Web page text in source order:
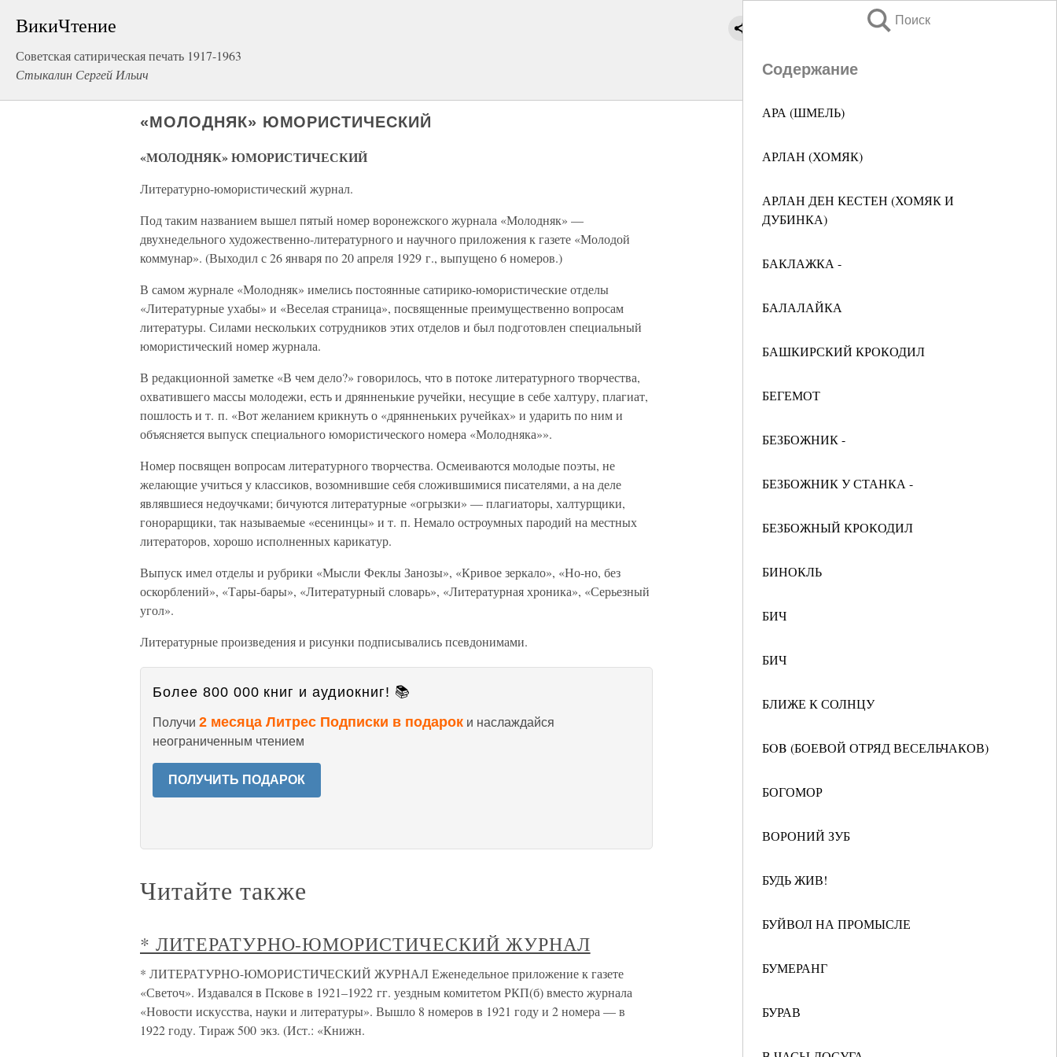
ВикиЧтение
Советская сатирическая печать 1917-1963
Стыкалин Сергей Ильич
Поиск
Содержание
АРА (ШМЕЛЬ)
АРЛАН (ХОМЯК)
АРЛАН ДЕН КЕСТЕН (ХОМЯК И
ДУБИНКА)
БАКЛАЖКА -
БАЛАЛАЙКА
БАШКИРСКИЙ КРОКОДИЛ
БЕГЕМОТ
БЕЗБОЖНИК -
БЕЗБОЖНИК У СТАНКА -
БЕЗБОЖНЫЙ КРОКОДИЛ
БИНОКЛЬ
БИЧ
БИЧ
БЛИЖЕ К СОЛНЦУ
БOB (БОЕВОЙ ОТРЯД ВЕСЕЛЬЧАКОВ)
БОГОМОР
ВОРОНИЙ ЗУБ
БУДЬ ЖИВ!
БУЙВОЛ НА ПРОМЫСЛЕ
БУМЕРАНГ
БУРАВ
«МОЛОДНЯК» ЮМОРИСТИЧЕСКИЙ
«МОЛОДНЯК» ЮМОРИСТИЧЕСКИЙ
Литературно-юмористический журнал.
Под таким названием вышел пятый номер воронежского журнала «Молодняк» —
двухнедельного художественно-литературного и научного приложения к газете «Молодой
коммунар». (Выходил с 26 января по 20 апреля 1929 г., выпущено 6 номеров.)
В самом журнале «Молодняк» имелись постоянные сатирико-юмористические отделы
«Литературные ухабы» и «Веселая страница», посвященные преимущественно вопросам
литературы. Силами нескольких сотрудников этих отделов и был подготовлен специальный
юмористический номер журнала.
В редакционной заметке «В чем дело?» говорилось, что в потоке литературного творчества,
охватившего массы молодежи, есть и дрянненькие ручейки, несущие в себе халтуру, плагиат,
пошлость и т. п. «Вот желанием крикнуть о «дрянненьких ручейках» и ударить по ним и
объясняется выпуск специального юмористического номера «Молодняка»».
Номер посвящен вопросам литературного творчества. Осмеиваются молодые поэты, не
желающие учиться у классиков, возомнившие себя сложившимися писателями, а на деле
являвшиеся недоучками; бичуются литературные «огрызки» — плагиаторы, халтурщики,
гонорарщики, так называемые «есенинцы» и т. п. Немало остроумных пародий на местных
литераторов, хорошо исполненных карикатур.
Выпуск имел отделы и рубрики «Мысли Феклы Занозы», «Кривое зеркало», «Но-но, без
оскорблений», «Тары-бары», «Литературный словарь», «Литературная хроника», «Серьезный
угол».
Литературные произведения и рисунки подписывались псевдонимами.
Более 800 000 книг и аудиокниг! 📚
Получи 2 месяца Литрес Подписки в подарок и наслаждайся
неограниченным чтением
ПОЛУЧИТЬ ПОДАРОК
Читайте также
* ЛИТЕРАТУРНО-ЮМОРИСТИЧЕСКИЙ ЖУРНАЛ
* ЛИТЕРАТУРНО-ЮМОРИСТИЧЕСКИЙ ЖУРНАЛ Еженедельное приложение к газете
«Светоч». Издавался в Пскове в 1921–1922 гг. уездным комитетом РКП(б) вместо журнала
«Новости искусства, науки и литературы». Вышло 8 номеров в 1921 году и 2 номера — в
1922 году. Тираж 500 экз. (Ист.: «Книжн.